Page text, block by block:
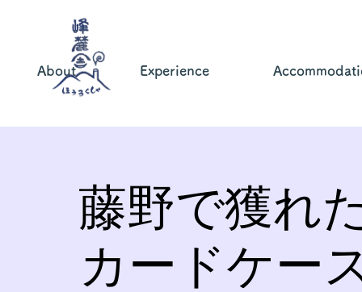
About Experience
藤野で獲れ
カードケー